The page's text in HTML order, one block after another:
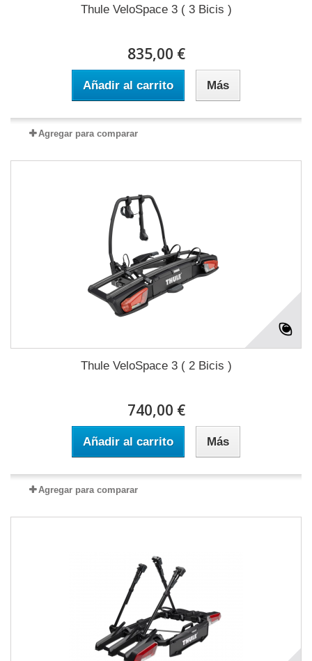
Thule VeloSpace 3 ( 3 Bicis )
835,00 €
Añadir al carrito Más
Agregar para comparar
Thule VeloSpace 3 ( 2 Bicis )
740,00 €
Añadir al carrito Más
Agregar para comparar